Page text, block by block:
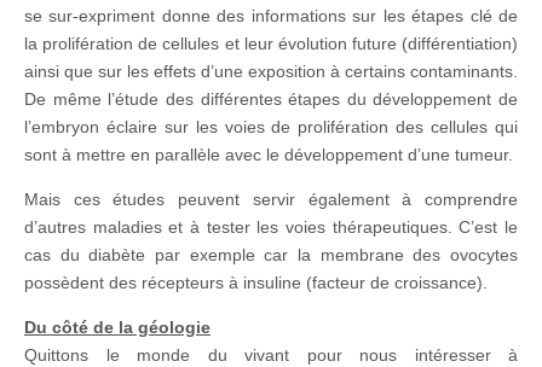
se sur-expriment donne des informations sur les étapes clé de
la prolifération de cellules et leur évolution future (différentiation)
ainsi que sur les effets d’une exposition à certains contaminants.
De même l’étude des différentes étapes du développement de
l’embryon éclaire sur les voies de prolifération des cellules qui
sont à mettre en parallèle avec le développement d’une tumeur.
Mais ces études peuvent servir également à comprendre
d’autres maladies et à tester les voies thérapeutiques. C’est le
cas du diabète par exemple car la membrane des ovocytes
possèdent des récepteurs à insuline (facteur de croissance).
Du côté de la géologie
Quittons le monde du vivant pour nous intéresser à